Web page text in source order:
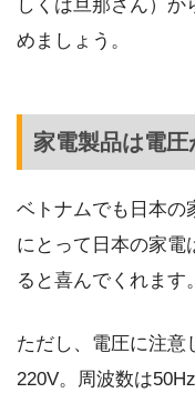
しくは旦那さん）
めましょう。
家電製品は電
ベトナムでも日本の
にとって日本の家電
ると喜んでくれます。
ただし、電圧に注意
220V。周波数は